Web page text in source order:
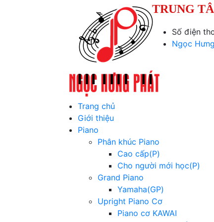
TRUNG
Số điện
Ngọc
Trang chủ
Giới thiệu
Piano
Phân khúc Piano
Cao cấp(P)
Cho người mới học(P)
Grand Piano
Yamaha(GP)
Upright Piano Cơ
Piano cơ KAWAI